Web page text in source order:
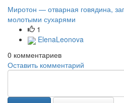
Миротон — отварная говядина,
молотыми сухарями
1
ElenaLeonova
0 комментариев
Оставить комментарий